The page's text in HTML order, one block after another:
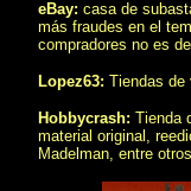
eBay: casa de
más fraudes en el
compradores no es
Lopez63: Tiendas de
Hobbycrash: Tienda
material original,
Madelman, entre